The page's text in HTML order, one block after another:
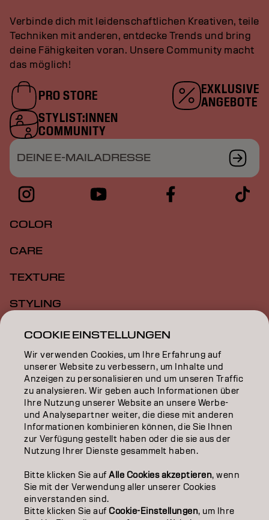
Verbinde dich mit leidenschaftlichen Kreativen, teile
Techniken mit anderen, entdecke Trends und bring
deine Fähigkeiten voran. Unsere Community macht
das möglich!
PRO STORE
EXKLUSIVE
ANGEBOTE
STYLIST:INNEN
COMMUNITY
DEINE E-MAILADRESSE
COLOR
CARE
TEXTURE
STYLING
INSPIRATION
EDUCATION
ÜBER
SALON FINDER
PARTNER WERDEN
ImpressumDatenschutzerklärungAGBCookie Policy
COOKIE EINSTELLUNGEN
Wir verwenden Cookies, um Ihre Erfahrung auf
unserer Website zu verbessern, um Inhalte und
Anzeigen zu personalisieren und um unseren Traffic
zu analysieren. Wir geben auch Informationen über
Ihre Nutzung unserer Website an unsere Werbe-
und Analysepartner weiter, die diese mit anderen
Informationen kombinieren können, die Sie Ihnen
zur Verfügung gestellt haben oder die sie aus der
Nutzung Ihrer Dienste gesammelt haben.
Bitte klicken Sie aufAlle Cookies akzeptieren, wenn
Sie mit der Verwendung aller unserer Cookies
einverstanden sind.
Bitte klicken Sie aufCookie-Einstellungen, um Ihre